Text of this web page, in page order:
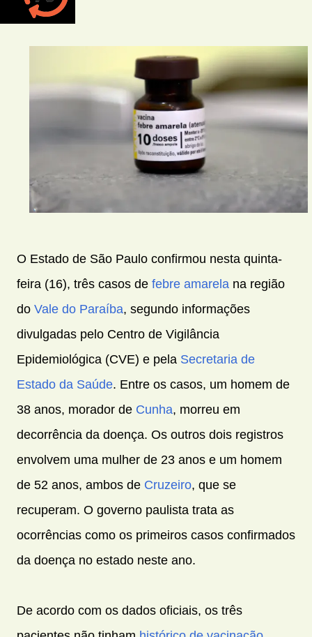
O Estado de São Paulo confirmou nesta quinta-
feira (16), três casos de febre amarela na região
do Vale do Paraíba, segundo informações
divulgadas pelo Centro de Vigilância
Epidemiológica (CVE) e pela Secretaria de
Estado da Saúde. Entre os casos, um homem de
38 anos, morador de Cunha, morreu em
decorrência da doença. Os outros dois registros
envolvem uma mulher de 23 anos e um homem
de 52 anos, ambos de Cruzeiro, que se
recuperam. O governo paulista trata as
ocorrências como os primeiros casos confirmados
da doença no estado neste ano.
De acordo com os dados oficiais, os três